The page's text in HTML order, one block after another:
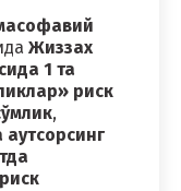
Жиззах
1 та
риск
,